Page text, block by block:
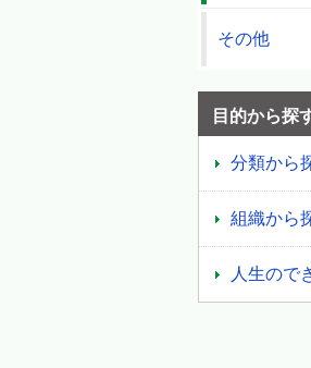
その他
目的から探
分類から
組織から
人生ので